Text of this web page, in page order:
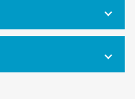
し、インターネットへ
グを管理サーバにアッ
けます。